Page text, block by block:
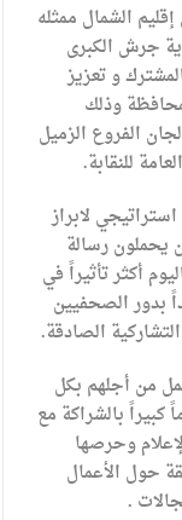
الشمال ممثله
جرش الكبرى
و تعزيز
وذلك
الفروع الزميل
للنقابة.
لابراز
يحملون رسالة
أكثر تأثيراً في
بدور الصحفيين
الصادقة.
من أجلهم بكل
كبيراً بالشراكة مع
وحرصها
حول الأعمال
.